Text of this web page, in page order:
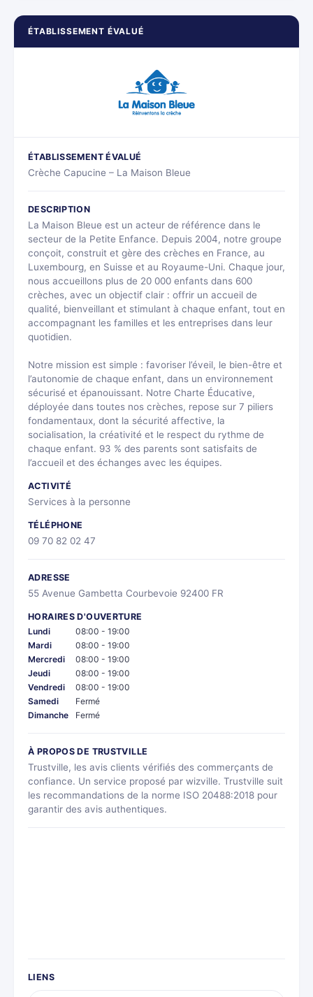
ÉTABLISSEMENT ÉVALUÉ
ÉTABLISSEMENT ÉVALUÉ
Crèche Capucine – La Maison Bleue
DESCRIPTION
La Maison Bleue est un acteur de référence dans le
secteur de la Petite Enfance. Depuis 2004, notre groupe
conçoit, construit et gère des crèches en France, au
Luxembourg, en Suisse et au Royaume-Uni. Chaque jour,
nous accueillons plus de 20 000 enfants dans 600
crèches, avec un objectif clair : offrir un accueil de
qualité, bienveillant et stimulant à chaque enfant, tout en
accompagnant les familles et les entreprises dans leur
quotidien.
Notre mission est simple : favoriser l’éveil, le bien-être et
l’autonomie de chaque enfant, dans un environnement
sécurisé et épanouissant. Notre Charte Éducative,
déployée dans toutes nos crèches, repose sur 7 piliers
fondamentaux, dont la sécurité affective, la
socialisation, la créativité et le respect du rythme de
chaque enfant. 93 % des parents sont satisfaits de
l’accueil et des échanges avec les équipes.
ACTIVITÉ
Services à la personne
TÉLÉPHONE
09 70 82 02 47
ADRESSE
55 Avenue Gambetta Courbevoie 92400 FR
HORAIRES D'OUVERTURE
Lundi
08:00 - 19:00
Mardi
08:00 - 19:00
Mercredi
08:00 - 19:00
Jeudi
08:00 - 19:00
Vendredi
08:00 - 19:00
Samedi
Fermé
Dimanche
Fermé
À PROPOS DE TRUSTVILLE
Trustville, les avis clients vérifiés des commerçants de
confiance. Un service proposé par wizville. Trustville suit
les recommandations de la norme ISO 20488:2018 pour
garantir des avis authentiques.
LIENS